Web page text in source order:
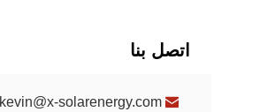
اتصل بنا
kevin@x-solarenergy.com